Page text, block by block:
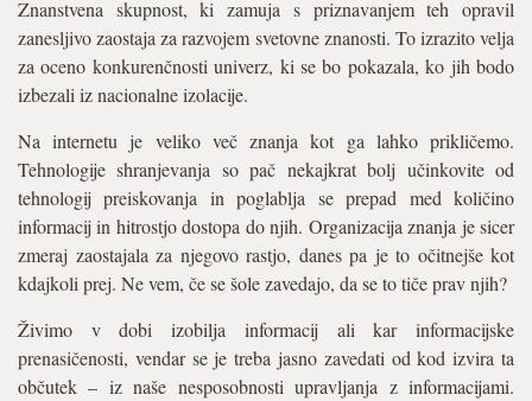
Znanstvena skupnost, ki zamuja s priznavanjem teh opravil
zanesljivo zaostaja za razvojem svetovne znanosti. To izrazito velja
za oceno konkurenčnosti univerz, ki se bo pokazala, ko jih bodo
izbezali iz nacionalne izolacije.
Na internetu je veliko več znanja kot ga lahko prikličemo.
Tehnologije shranjevanja so pač nekajkrat bolj učinkovite od
tehnologij preiskovanja in poglablja se prepad med količino
informacij in hitrostjo dostopa do njih. Organizacija znanja je sicer
zmeraj zaostajala za njegovo rastjo, danes pa je to očitnejše kot
kdajkoli prej. Ne vem, če se šole zavedajo, da se to tiče prav njih?
Živimo v dobi izobilja informacij ali kar informacijske
prenasičenosti, vendar se je treba jasno zavedati od kod izvira ta
občutek – iz naše nesposobnosti upravljanja z informacijami.